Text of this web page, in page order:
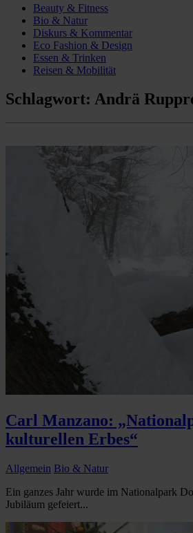
Beauty & Fitness
Bio & Natur
Diskurs & Kommentar
Eco Fashion & Design
Essen & Trinken
Reisen & Mobilität
Schlagwort: Andrä
Carl Manzano:
kulturellen Erbes“
Allgemein Bio & Natur
Ein ganzes Jahr wurde im Nationalpark
Jubiläum gefeiert...